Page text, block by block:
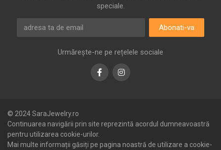
speciale.
Abonati-va
Urmărește-ne pe rețelele sociale
FacebookInstagram
© 2024 SaraJewelry.ro
Continuarea navigării prin site reprezintă acordul dumneavoastră
pentru utilizarea cookie-urilor.
Mai multe informații găsiți pe pagina noastră de utilizare a cookie-